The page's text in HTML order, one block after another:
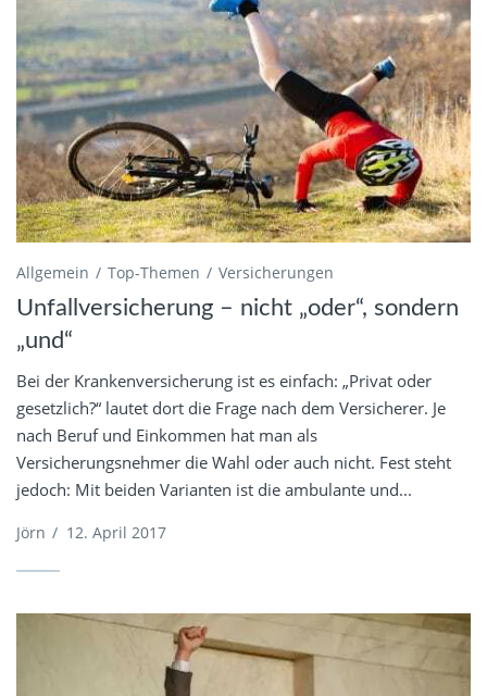
Allgemein Top-Themen Versicherungen
Unfallversicherung – nicht „oder“, sondern
„und“
Bei der Krankenversicherung ist es einfach: „Privat oder
gesetzlich?“ lautet dort die Frage nach dem Versicherer. Je
nach Beruf und Einkommen hat man als
Versicherungsnehmer die Wahl oder auch nicht. Fest steht
jedoch: Mit beiden Varianten ist die ambulante und...
Jörn / 12. April 2017